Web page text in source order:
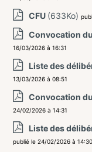
CFU (633Ko)
Convocation
16/03/2026 à 16:31
Liste des
13/03/2026 à 08:51
Convocation
24/02/2026 à 14:31
Liste des
publié le 24/02/2026 à 14:30